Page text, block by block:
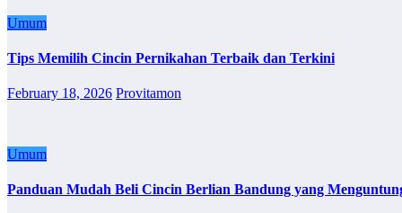
Umum
Tips Memilih Cincin Pernikahan Terbaik dan Terkini
February 18, 2026 Provitamon
Umum
Panduan Mudah Beli Cincin Berlian Bandung yang